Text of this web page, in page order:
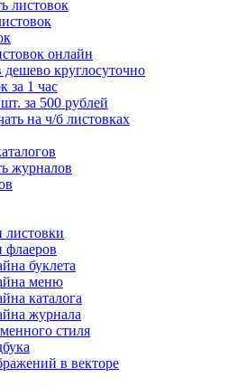
листовок
онлайн
дешево круглосуточно
за 1 час
за 500 рублей
на ч/б листовках
журналов
листовки
флаеров
буклета
меню
каталога
журнала
стиля
в векторе